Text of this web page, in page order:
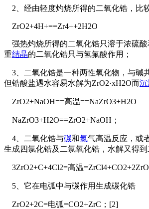
2、经由轻度灼烧所得的二氧化锆，比
ZrO2+4H+==Zr4++2H2O
强热灼烧所得的二氧化锆只溶于浓硫酸
重结晶的二氧化锆只与氢氟酸作用；
3、二氧化锆是一种两性氧化物，与碱
但锆酸盐遇水容易水解为ZrO2·xH2O而沉
ZrO2+NaOH==高温==NaZrO3+H2O
NaZrO3+H2O==ZrO2+NaOH；
4、二氧化锆与碳和氯气高温反应，或
生成四氯化锆及二氯氧化锆，水解又得
3ZrO2+C+4Cl2=高温
5、它在电弧中与碳作用生成碳化锆
ZrO2+2C=电弧=CO2+ZrC；[2]